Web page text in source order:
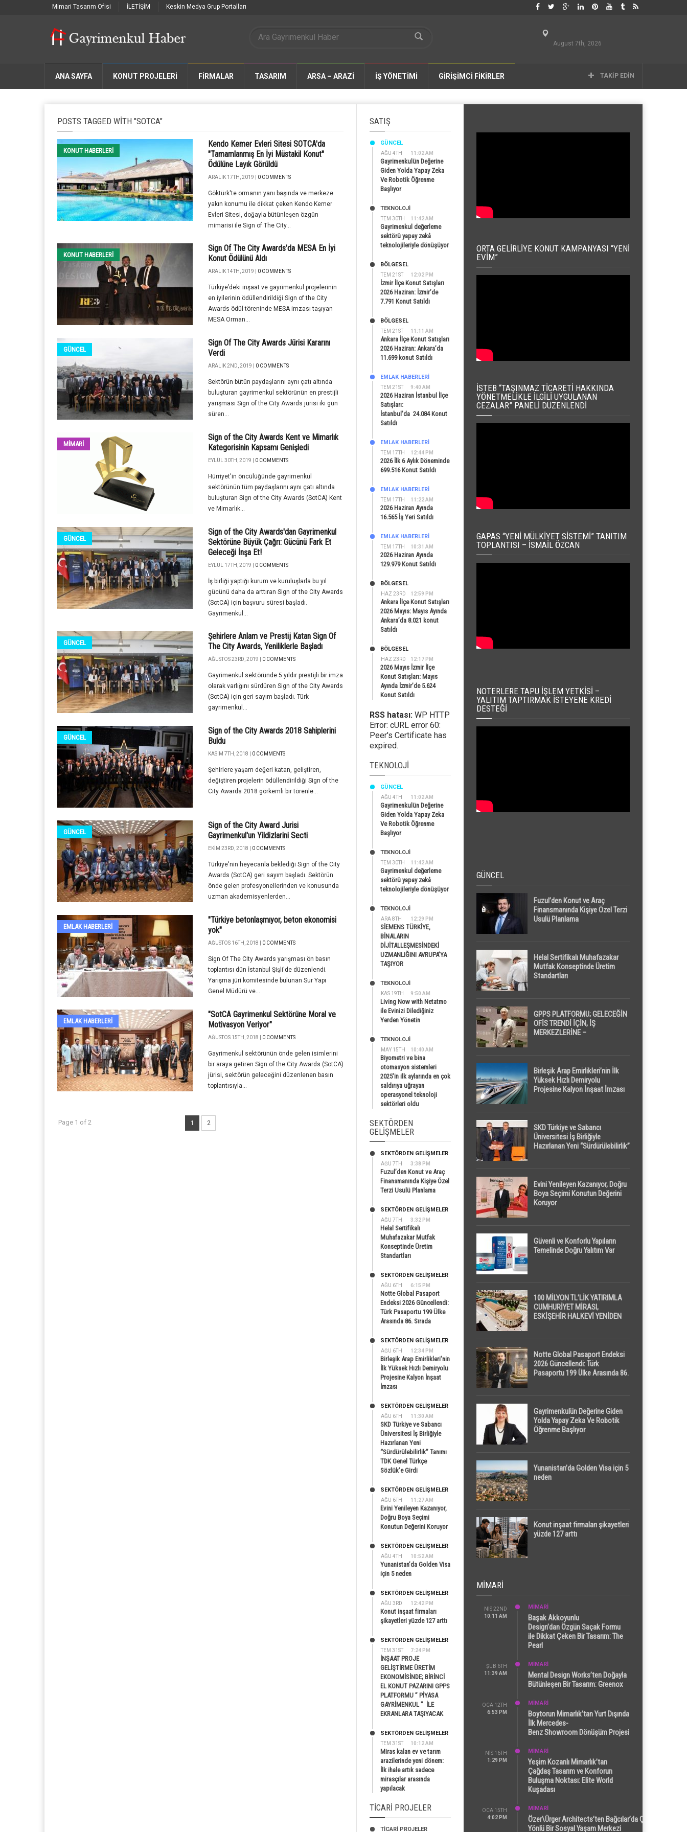
Mimari Tasarım Ofisi İLETİŞİM Keskin Medya Grup Portalları
August 7th, 2026
ANA SAYFA KONUT PROJELERİ FIRMALAR TASARIM ARSA – ARAZİ İŞ YÖNETİMİ GİRİŞİMCİ FİKİRLER TAKIP EDIN
POSTS TAGGED WITH "SOTCA"
KONUT HABERLERI
Kendo Kemer Evleri Sitesi SOTCA'da
"Tamamlanmış En İyi Müstakil Konut"
Ödülüne Layık Görüldü
ARALIK 17TH, 2019 | 0 COMMENTS
Göktürk'te ormanın yanı başında ve merkeze
yakın konumu ile dikkat çeken Kendo Kemer
Evleri Sitesi, doğayla bütünleşen özgün
mimarisi ile Sign of The City...
KONUT HABERLERI
Sign Of The City Awards’da MESA En İyi
Konut Ödülünü Aldı
ARALIK 14TH, 2019 | 0 COMMENTS
Türkiye’deki inşaat ve gayrimenkul projelerinin
en iyilerinin ödüllendirildiği Sign of the City
Awards ödül töreninde MESA imzası taşıyan
MESA Orman...
GÜNCEL
Sign Of The City Awards Jürisi Kararını
Verdi
ARALIK 2ND, 2019 | 0 COMMENTS
Sektörün bütün paydaşlarını aynı çatı altında
buluşturan gayrimenkul sektörünün en prestijli
yarışması Sign of the City Awards jürisi iki gün
süren...
MİMARİ
Sign of the City Awards Kent ve Mimarlık
Kategorisinin Kapsamı Genişledi
EYLÜL 30TH, 2019 | 0 COMMENTS
Hürriyet'in öncülüğünde gayrimenkul
sektörünün tüm paydaşlarını aynı çatı altında
buluşturan Sign of the City Awards (SotCA) Kent
ve Mimarlık...
GÜNCEL
Sign of the City Awards'dan Gayrimenkul
Sektörüne Büyük Çağrı: Gücünü Fark Et
Geleceği İnşa Et!
EYLÜL 17TH, 2019 | 0 COMMENTS
İş birliği yaptığı kurum ve kuruluşlarla bu yıl
gücünü daha da arttıran Sign of the City Awards
(SotCA) için başvuru süresi başladı.
Gayrimenkul...
GÜNCEL
Şehirlere Anlam ve Prestij Katan Sign Of
The City Awards, Yeniliklerle Başladı
AĞUSTOS 23RD, 2019 | 0 COMMENTS
Gayrimenkul sektöründe 5 yıldır prestijli bir imza
olarak varlığını sürdüren Sign of the City Awards
(SotCA) için geri sayım başladı. Türk
gayrimenkul...
GÜNCEL
Sign of the City Awards 2018 Sahiplerini
Buldu
KASIM 7TH, 2018 | 0 COMMENTS
Şehirlere yaşam değeri katan, geliştiren,
değiştiren projelerin ödüllendirildiği Sign of the
City Awards 2018 görkemli bir törenle...
GÜNCEL
Sign of the City Award Jurisi
Gayrimenkul'un Yildizlarini Secti
EKIM 23RD, 2018 | 0 COMMENTS
Türkiye'nin heyecanla beklediği Sign of the City
Awards (SotCA) geri sayım başladı. Sektörün
önde gelen profesyonellerinden ve konusunda
uzman akademisyenlerden...
EMLAK HABERLERI
"Türkiye betonlaşmıyor, beton ekonomisi
yok"
AĞUSTOS 16TH, 2018 | 0 COMMENTS
Sign Of The City Awards yarışması ön basın
toplantısı dün İstanbul Şişli'de düzenlendi.
Yarışma jüri komitesinde bulunan Sur Yapı
Genel Müdürü ve...
EMLAK HABERLERI
"SotCA Gayrimenkul Sektörüne Moral ve
Motivasyon Veriyor"
AĞUSTOS 15TH, 2018 | 0 COMMENTS
Gayrimenkul sektörünün önde gelen isimlerini
bir araya getiren Sign of the City Awards (SotCA)
jürisi, sektörün geleceğini düzenlenen basın
toplantısıyla...
Page 1 of 2 1 2
SATIŞ
AĞU 4TH 11:02 AM
GÜNCEL
Gayrimenkulün Değerine
Giden Yolda Yapay Zeka
Ve Robotik Öğrenme
Başlıyor
TEM 30TH 11:42 AM
TEKNOLOJİ
Gayrimenkul değerleme
sektörü yapay zekâ
teknolojileriyle dönüşüyor
TEM 21ST 12:02 PM
BÖLGESEL
İzmir İlçe Konut Satışları
2026 Haziran: İzmir’de
7.791 Konut Satıldı
TEM 21ST 11:11 AM
BÖLGESEL
Ankara İlçe Konut Satışları
2026 Haziran: Ankara’da
11.699 konut Satıldı
TEM 21ST 9:40 AM
EMLAK HABERLERI
2026 Haziran İstanbul İlçe
Satışları:
İstanbul’da 24.084 Konut
Satıldı
TEM 17TH 12:44 PM
EMLAK HABERLERI
2026 İlk 6 Aylık Döneminde
699.516 Konut Satıldı
TEM 17TH 11:22 AM
EMLAK HABERLERI
2026 Haziran Ayında
16.565 İş Yeri Satıldı
TEM 17TH 10:31 AM
EMLAK HABERLERI
2026 Haziran Ayında
129.979 Konut Satıldı
HAZ 23RD 12:59 PM
BÖLGESEL
Ankara İlçe Konut Satışları
2026 Mayıs: Mayıs Ayında
Ankara’da 8.021 konut
Satıldı
HAZ 23RD 12:17 PM
BÖLGESEL
2026 Mayıs İzmir İlçe
Konut Satışları: Mayıs
Ayında İzmir’de 5.624
Konut Satıldı
RSS hatası: WP HTTP
Error: cURL error 60:
Peer's Certificate has
expired.
TEKNOLOJI
AĞU 4TH 11:02 AM
GÜNCEL
Gayrimenkulün Değerine
Giden Yolda Yapay Zeka
Ve Robotik Öğrenme
Başlıyor
TEM 30TH 11:42 AM
TEKNOLOJİ
Gayrimenkul değerleme
sektörü yapay zekâ
teknolojileriyle dönüşüyor
ARA 8TH 12:29 PM
TEKNOLOJİ
SİEMENS TÜRKİYE,
BİNALARIN
DİJİTALLEŞMESİNDEKİ
UZMANLIĞINI AVRUPA’YA
TAŞIYOR
KAS 19TH 9:50 AM
TEKNOLOJİ
Living Now with Netatmo
ile Evinizi Dilediğiniz
Yerden Yönetin
MAY 15TH 10:40 AM
TEKNOLOJİ
Biyometri ve bina
otomasyon sistemleri
2025’in ilk aylarında en çok
saldırıya uğrayan
operasyonel teknoloji
sektörleri oldu
SEKTÖRDEN
GELIŞMELER
AĞU 7TH 3:38 PM
SEKTÖRDEN GELIŞMELER
Fuzul’den Konut ve Araç
Finansmanında Kişiye Özel
Terzi Usulü Planlama
AĞU 7TH 3:32 PM
SEKTÖRDEN GELIŞMELER
Helal Sertifikalı
Muhafazakar Mutfak
Konseptinde Üretim
Standartları
AĞU 6TH 6:15 PM
SEKTÖRDEN GELIŞMELER
Notte Global Pasaport
Endeksi 2026 Güncellendi:
Türk Pasaportu 199 Ülke
Arasında 86. Sırada
AĞU 6TH 12:34 PM
SEKTÖRDEN GELIŞMELER
Birleşik Arap Emirlikleri’nin
İlk Yüksek Hızlı Demiryolu
Projesine Kalyon İnşaat
İmzası
AĞU 6TH 11:30 AM
SEKTÖRDEN GELIŞMELER
SKD Türkiye ve Sabancı
Üniversitesi İş Birliğiyle
Hazırlanan Yeni
“Sürdürülebilirlik” Tanımı
TDK Genel Türkçe
Sözlük’e Girdi
AĞU 6TH 11:27 AM
SEKTÖRDEN GELIŞMELER
Evini Yenileyen Kazanıyor,
Doğru Boya Seçimi
Konutun Değerini Koruyor
AĞU 4TH 10:52 AM
SEKTÖRDEN GELIŞMELER
Yunanistan’da Golden Visa
için 5 neden
AĞU 3RD 12:42 PM
SEKTÖRDEN GELIŞMELER
Konut inşaat firmaları
şikayetleri yüzde 127 arttı
TEM 31ST 7:24 PM
SEKTÖRDEN GELIŞMELER
İNŞAAT PROJE
GELİŞTİRME ÜRETİM
EKONOMİSİNDE; BİRİNCİ
EL KONUT PAZARINI GPPS
PLATFORMU ” PİYASA
GAYRİMENKUL ” İLE
EKRANLARA TAŞIYACAK
TEM 31ST 10:12 AM
SEKTÖRDEN GELIŞMELER
Miras kalan ev ve tarım
arazilerinde yeni dönem:
İlk ihale artık sadece
mirasçılar arasında
yapılacak
TICARI PROJELER
TİCARİ PROJELER
ORTA GELIRLIYE KONUT KAMPANYASI “YENI
EVIM”
İSTEB “TAŞINMAZ TICARETI HAKKINDA
YÖNETMELIKLE İLGILI UYGULANAN
CEZALAR” PANELI DÜZENLENDI
GAPAS “YENI MÜLKIYET SISTEMI” TANITIM
TOPLANTISI – İSMAIL ÖZCAN
NOTERLERE TAPU İŞLEM YETKISI –
YALITIM TAPTIRMAK İSTEYENE KREDI
DESTEĞI
GÜNCEL
Fuzul’den Konut ve Araç
Finansmanında Kişiye Özel Terzi
Usulü Planlama
Helal Sertifikalı Muhafazakar
Mutfak Konseptinde Üretim
Standartları
GPPS PLATFORMU; GELECEĞİN
OFİS TRENDİ İÇİN, İŞ
MERKEZLERİNE –
Birleşik Arap Emirlikleri’nin İlk
Yüksek Hızlı Demiryolu
Projesine Kalyon İnşaat İmzası
SKD Türkiye ve Sabancı
Üniversitesi İş Birliğiyle
Hazırlanan Yeni “Sürdürülebilirlik”
Evini Yenileyen Kazanıyor, Doğru
Boya Seçimi Konutun Değerini
Koruyor
Güvenli ve Konforlu Yapıların
Temelinde Doğru Yalıtım Var
100 MİLYON TL’LİK YATIRIMLA
CUMHURİYET MİRASI,
ESKİŞEHİR HALKEVİ YENİDEN
Notte Global Pasaport Endeksi
2026 Güncellendi: Türk
Pasaportu 199 Ülke Arasında 86.
Gayrimenkulün Değerine Giden
Yolda Yapay Zeka Ve Robotik
Öğrenme Başlıyor
Yunanistan’da Golden Visa için 5
neden
Konut inşaat firmaları şikayetleri
yüzde 127 arttı
MIMARI
NIS 22ND
10:11 AM
MİMARİ
Başak Akkoyunlu
Design’dan Özgün Saçak Formu
ile Dikkat Çeken Bir Tasarım: The
Pearl
ŞUB 6TH
11:39 AM
MİMARİ
Mental Design Works’ten Doğayla
Bütünleşen Bir Tasarım: Greenox
OCA 12TH
6:53 PM
MİMARİ
Boytorun Mimarlık’tan Yurt Dışında
İlk Mercedes-
Benz Showroom Dönüşüm Projesi
NIS 16TH
1:29 PM
MİMARİ
Yeşim Kozanlı Mimarlık’tan
Çağdaş Tasarım ve Konforun
Buluşma Noktası: Elite World
Kuşadası
OCA 15TH
4:02 PM
MİMARİ
Özer\Ürger Architects’ten Bağcılar’da Çok
Yönlü Bir Sosyal Yaşam Merkezi